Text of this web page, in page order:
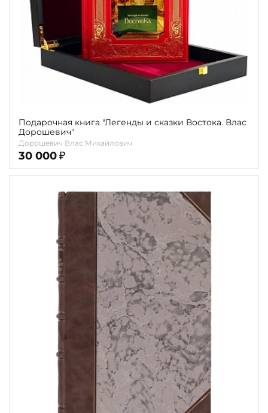
Переплёт
Наличие
Подарочная книга "Легенды и сказки Востока. Влас
Дорошевич"
Дорошевич Влас Михайлович
30 000 ₽